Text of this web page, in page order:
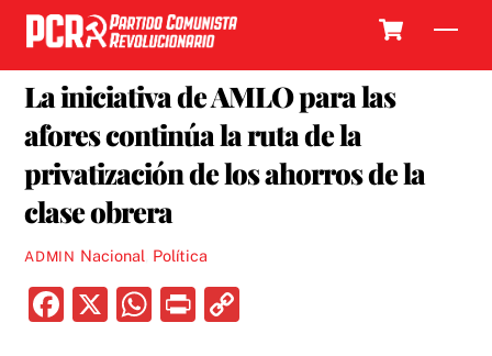
Skip
content
La iniciativa de AMLO para las
afores continúa la ruta de la
privatización de los ahorros de la
clase obrera
ADMIN Nacional Política
F
X
W P